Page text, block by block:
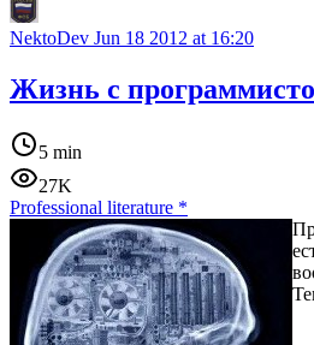
NektoDev Jun 18 2012 at 16:20
Жизнь с
5 min
27K
Professional literature *